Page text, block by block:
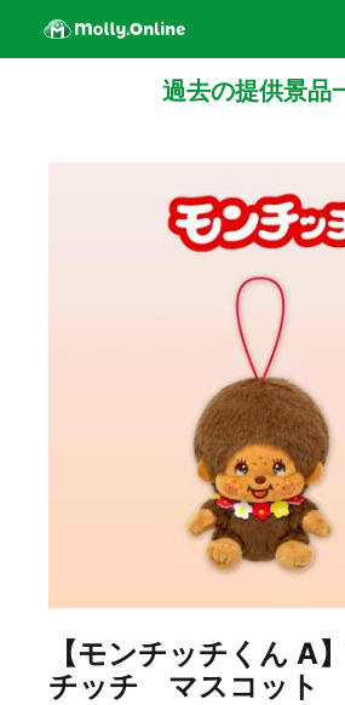
過去の提供景品
【モンチッチくん A
チッチ マスコット